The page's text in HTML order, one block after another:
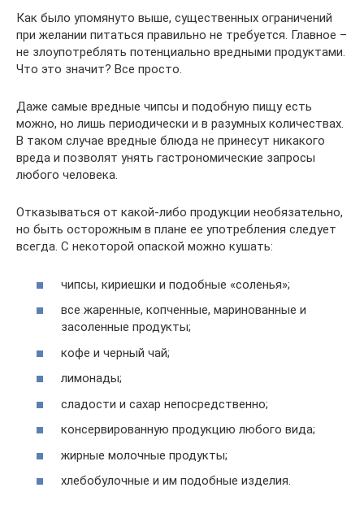
Как было упомянуто выше, существенных ограничений
при желании питаться правильно не требуется. Главное –
не злоупотреблять потенциально вредными продуктами.
Что это значит? Все просто.
Даже самые вредные чипсы и подобную пищу есть
можно, но лишь периодически и в разумных количествах.
В таком случае вредные блюда не принесут никакого
вреда и позволят унять гастрономические запросы
любого человека.
Отказываться от какой-либо продукции необязательно,
но быть осторожным в плане ее употребления следует
всегда. С некоторой опаской можно кушать:
чипсы, кириешки и подобные «соленья»;
все жаренные, копченные, маринованные и
засоленные продукты;
кофе и черный чай;
лимонады;
сладости и сахар непосредственно;
консервированную продукцию любого вида;
жирные молочные продукты;
хлебобулочные и им подобные изделия.